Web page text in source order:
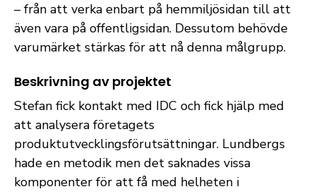
– från att verka enbart på hemmiljösidan till att
även vara på offentligsidan. Dessutom behövde
varumärket stärkas för att nå denna målgrupp.
Beskrivning av projektet
Stefan fick kontakt med IDC och fick hjälp med
att analysera företagets
produktutvecklingsförutsättningar. Lundbergs
hade en metodik men det saknades vissa
komponenter för att få med helheten i